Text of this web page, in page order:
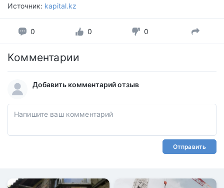
Источник: kapital.kz
0 0 0
Комментарии
Добавить комментарий отзыв
Отправить